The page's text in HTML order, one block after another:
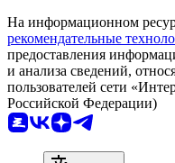
На информационном
рекомендательные
предоставления
и анализа сведений,
пользователей сети
Российской Федерации)